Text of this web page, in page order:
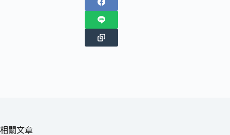
相關文章